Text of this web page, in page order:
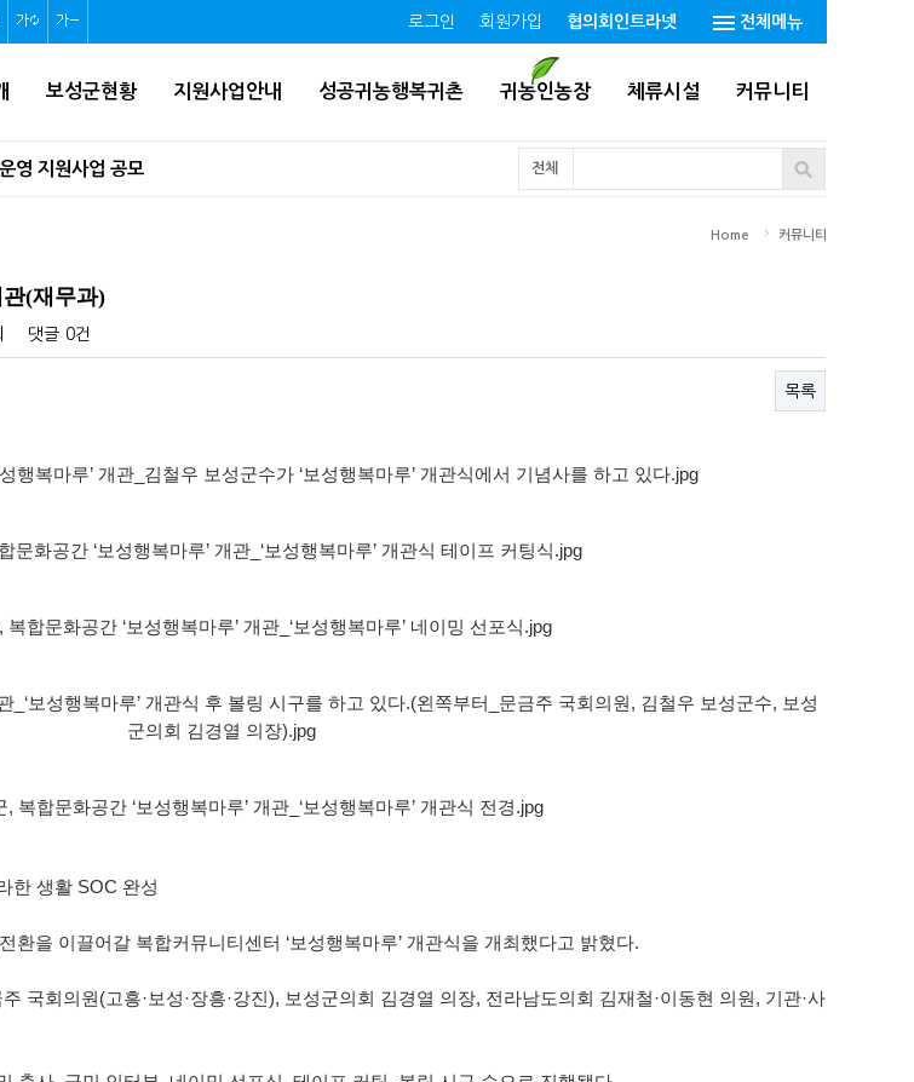
로그인 회원가입 협의회인트라넷 전체메뉴
보성군현황 지원사업안내 성공귀농행복귀촌 귀농인농장 체류시설 커뮤니티
영 지원사업 공모
신청 안내 재공고
경) 지형도면 승인 고시
금 지원사업 추가 신청 공고
집 공고
업 대상자 모집 공고
전체
Home 커뮤니티
(재무과)
댓글 0건
목록
한 생활 SOC 완성
환을 이끌어갈 복합커뮤니티센터 ‘보성행복마루’ 개관식을 개최했다고 밝혔다.
국회의원(고흥·보성·장흥·강진), 보성군의회 김경열 의장, 전라남도의회 김재철·이동현 의원, 기관·사